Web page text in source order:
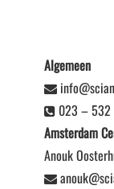
Algemeen
023 – 532
Amsterdam
Anouk